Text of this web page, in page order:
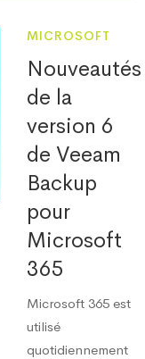
MICROSOFT
Nouveautés
de la
version 6
de Veeam
Backup
pour
Microsoft
365
Microsoft 365 est
utilisé
quotidiennement